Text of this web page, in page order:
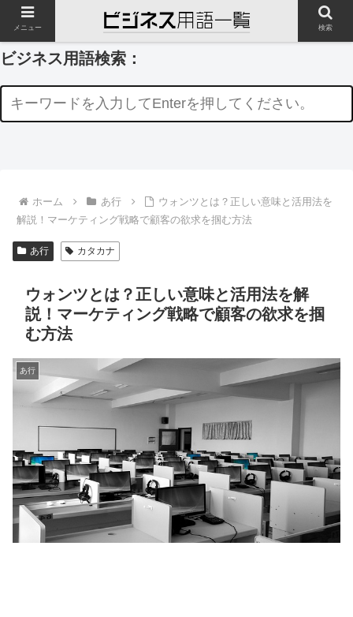
ビジネス用語検索：
ホーム あ行
ウォンツとは？正しい意味と活用法を
解説！マーケティング戦略で顧客の欲求を掴む方法
あ行 カタカナ
ウォンツとは？正しい意味と活用法を解
説！マーケティング戦略で顧客の欲求を掴
む方法
あ行
メニュー 検索